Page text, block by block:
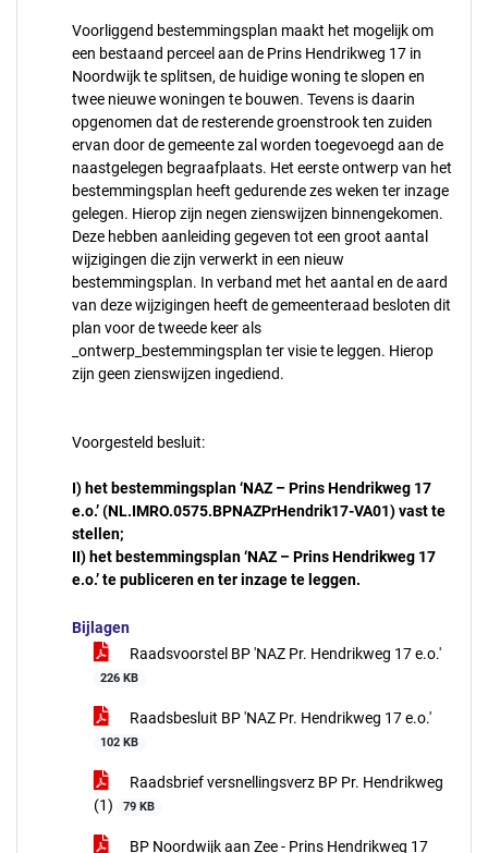
Voorliggend bestemmingsplan maakt het mogelijk om
een bestaand perceel aan de Prins Hendrikweg 17 in
Noordwijk te splitsen, de huidige woning te slopen en
twee nieuwe woningen te bouwen. Tevens is daarin
opgenomen dat de resterende groenstrook ten zuiden
ervan door de gemeente zal worden toegevoegd aan de
naastgelegen begraafplaats. Het eerste ontwerp van het
bestemmingsplan heeft gedurende zes weken ter inzage
gelegen. Hierop zijn negen zienswijzen binnengekomen.
Deze hebben aanleiding gegeven tot een groot aantal
wijzigingen die zijn verwerkt in een nieuw
bestemmingsplan. In verband met het aantal en de aard
van deze wijzigingen heeft de gemeenteraad besloten dit
plan voor de tweede keer als
_ontwerp_bestemmingsplan ter visie te leggen. Hierop
zijn geen zienswijzen ingediend.
Voorgesteld besluit:
I) het bestemmingsplan ‘NAZ – Prins Hendrikweg 17
e.o.’ (NL.IMRO.0575.BPNAZPrHendrik17-VA01) vast te
stellen;
II) het bestemmingsplan ‘NAZ – Prins Hendrikweg 17
e.o.’ te publiceren en ter inzage te leggen.
Bijlagen
Raadsvoorstel BP 'NAZ Pr. Hendrikweg 17 e.o.'
226 KB
Raadsbesluit BP 'NAZ Pr. Hendrikweg 17 e.o.'
102 KB
Raadsbrief versnellingsverz BP Pr. Hendrikweg
(1)
79 KB
BP Noordwijk aan Zee - Prins Hendrikweg 17